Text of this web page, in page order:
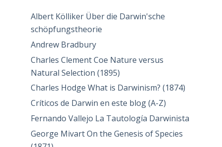
Albert Kölliker Über die Darwin'sche
schöpfungstheorie
Andrew Bradbury
Charles Clement Coe Nature versus
Natural Selection (1895)
Charles Hodge What is Darwinism? (1874)
Críticos de Darwin en este blog (A-Z)
Fernando Vallejo La Tautología Darwinista
George Mivart On the Genesis of Species